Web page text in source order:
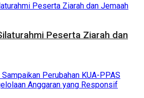
Peserta Ziarah dan